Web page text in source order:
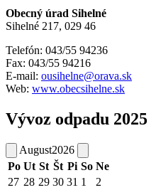
Obecný úrad Sihelné
Sihelné 217, 029 46
Telefón: 043/55 94236
Fax: 043/55 94216
E-mail: ousihelne@orava.sk
Web: www.obecsihelne.sk
Vývoz odpadu 2025
August2026
Po Ut St Št Pi So Ne
27 28 29 30 31 1
2